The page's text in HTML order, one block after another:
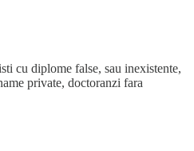
cu diplome false, sau inexistente,
private, doctoranzi fara